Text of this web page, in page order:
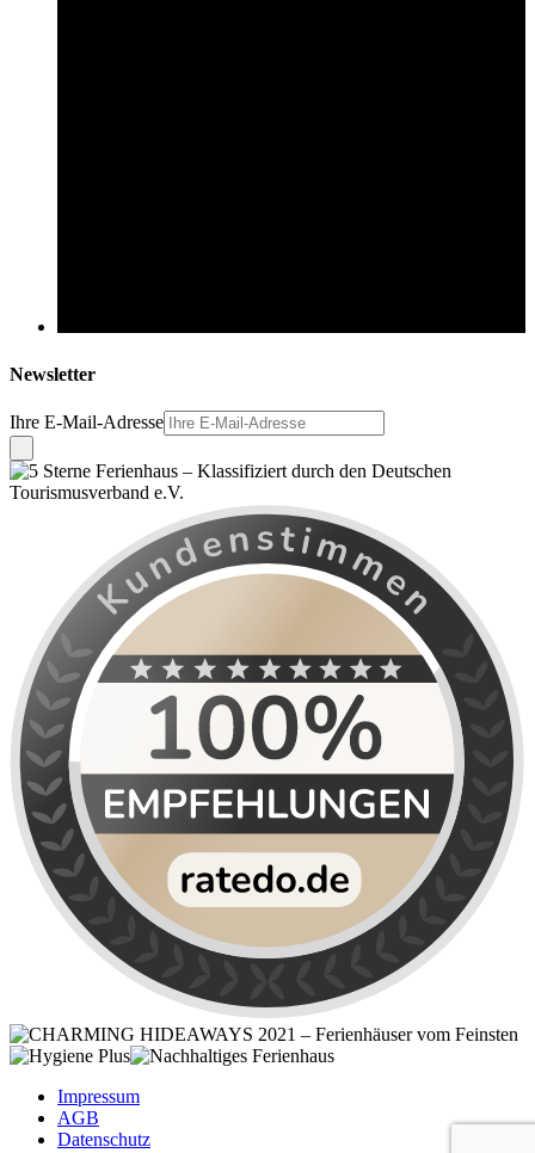
Newsletter
Ihre E-Mail-Adresse
Impressum
AGB
Datenschutz